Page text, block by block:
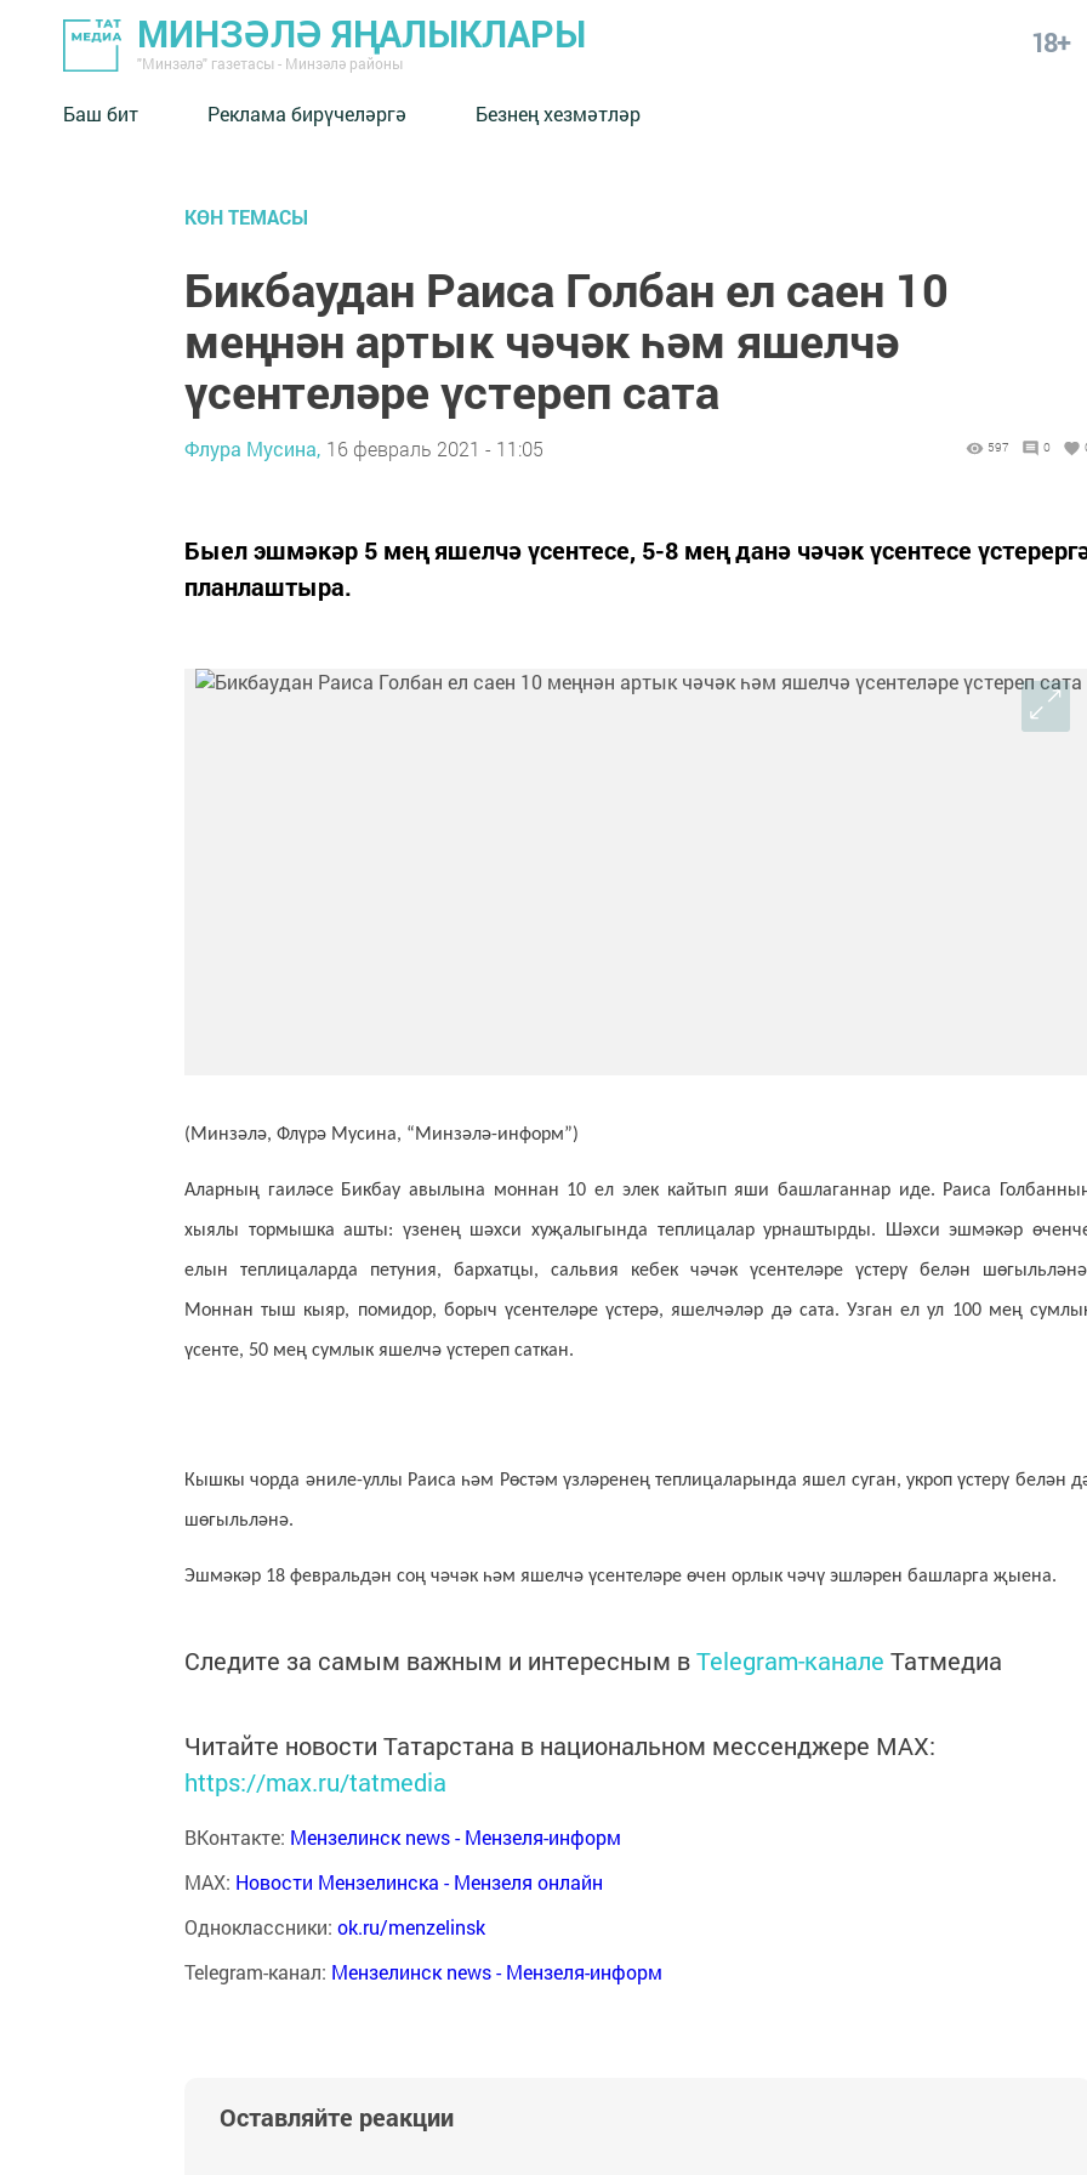
МИНЗӘЛӘ ЯҢАЛЫКЛАРЫ
"Минзәлә" газетасы - Минзәлә районы
18+
Баш бит Реклама бирүчеләргә Безнең хезмәтләр
КӨН ТЕМАСЫ
Бикбаудан Раиса Голбан ел саен 10
меңнән артык чәчәк һәм яшелчә
үсентеләре үстереп сата
Флура Мусина, 16 февраль 2021 - 11:05 597 0
Быел эшмәкәр 5 мең яшелчә үсентесе, 5-8 мең данә чәчәк үсентесе
планлаштыра.
(Минзәлә, Флүрә Мусина, “Минзәлә-информ”)
Аларның гаиләсе Бикбау авылына моннан 10 ел элек кайтып яши башлаганнар иде. Раиса
хыялы тормышка ашты: үзенең шәхси хуҗалыгында теплицалар урнаштырды. Шәхси эшмәкәр
елын теплицаларда петуния, бархатцы, сальвия кебек чәчәк үсентеләре үстерү белән
Моннан тыш кыяр, помидор, борыч үсентеләре үстерә, яшелчәләр дә сата. Узган ел ул 100 мең
үсенте, 50 мең сумлык яшелчә үстереп саткан.
Кышкы чорда әниле-уллы Раиса һәм Рөстәм үзләренең теплицаларында яшел суган, укроп үстерү белән
шөгыльләнә.
Эшмәкәр 18 февральдән соң чәчәк һәм яшелчә үсентеләре өчен орлык чәчү эшләрен башларга җыена.
Следите за самым важным и интересным вTelegram-канале Татмедиа
Читайте новости Татарстана в национальном мессенджере MАХ:
https://max.ru/tatmedia
ВКонтакте: Мензелинск news - Мензеля-информ
MAX: Новости Мензелинска - Мензеля онлайн
Одноклассники: ok.ru/menzelinsk
Telegram-канал: Мензелинск news - Мензеля-информ
Оставляйте реакции